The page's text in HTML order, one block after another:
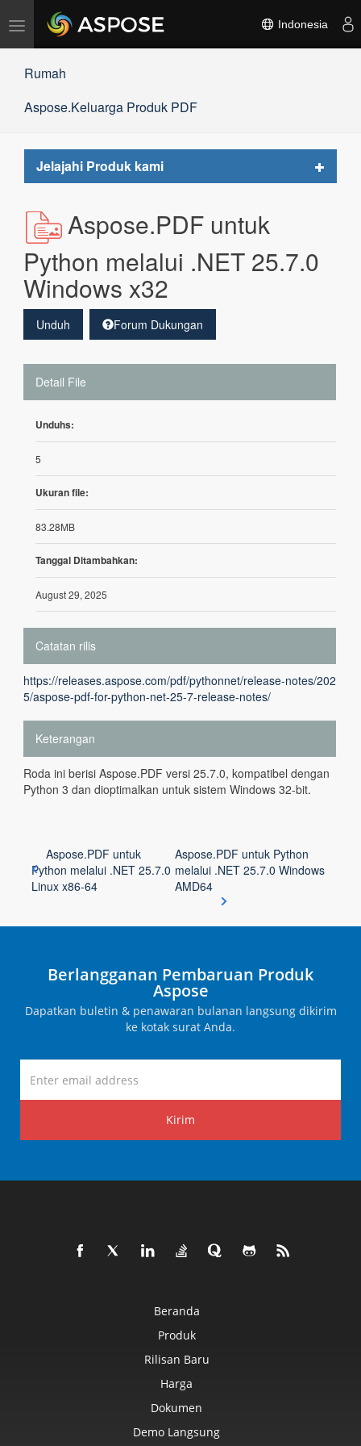
Alihkan
navigasi
Indonesia
Rumah
Aspose.Keluarga Produk PDF
Jelajahi Produk kami
Toggle
Aspose.PDF untuk
Python melalui .NET 25.7.0
Windows x32
Unduh Forum Dukungan
Detail File
Unduhs:
5
Ukuran file:
83.28MB
Tanggal Ditambahkan:
August 29, 2025
Catatan rilis
https://releases.aspose.com/pdf/pythonnet/release-notes/202
5/aspose-pdf-for-python-net-25-7-release-notes/
Keterangan
Roda ini berisi Aspose.PDF versi 25.7.0, kompatibel dengan
Python 3 dan dioptimalkan untuk sistem Windows 32-bit.
Aspose.PDF untuk
Python melalui .NET 25.7.0
Linux x86-64
Aspose.PDF untuk Python
melalui .NET 25.7.0 Windows
AMD64
Berlangganan Pembaruan Produk
Aspose
Dapatkan buletin & penawaran bulanan langsung dikirim
ke kotak surat Anda.
Kirim
Beranda
Produk
Rilisan Baru
Harga
Dokumen
Demo Langsung